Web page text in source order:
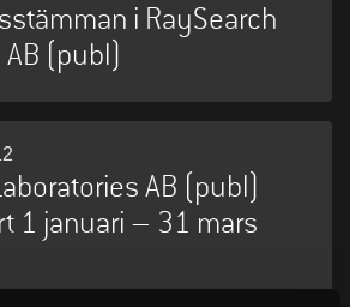
i RaySearch
(publ)
AB (publ)
1 januari – 31 mars